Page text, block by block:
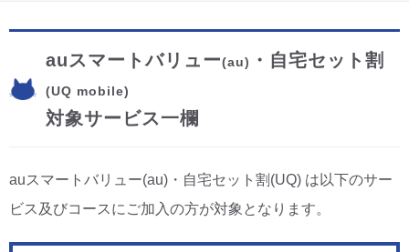
auスマートバリュー(au) ・自宅セット割
(UQ mobile)
対象サービス一欄
auスマートバリュー(au)・自宅セット割(UQ) は以下のサー
ビス及びコースにご加入の方が対象となります。
ケーブルプラス電話
サービスエリア
CM・広告掲載